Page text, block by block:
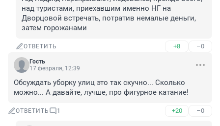
над туристами, приехавшим именно НГ на
Дворцовой встречать, потратив немалые деньги,
затем горожанами
ОТВЕТИТЬ +8 –0
Гость
17 февраля, 12:39
Обсуждать уборку улиц это так скучно... Сколько
можно... А давайте, лучше, про фигурное катание!
ОТВЕТИТЬ 1 +20 –0